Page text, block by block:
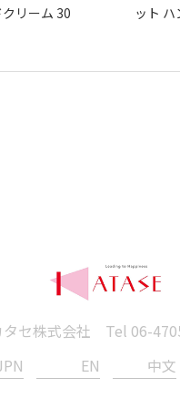
リーム 30
ット
タセ株式会社 Tel 06-
EN 中文